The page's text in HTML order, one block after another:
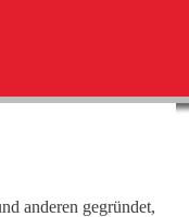
anderen gegründet,